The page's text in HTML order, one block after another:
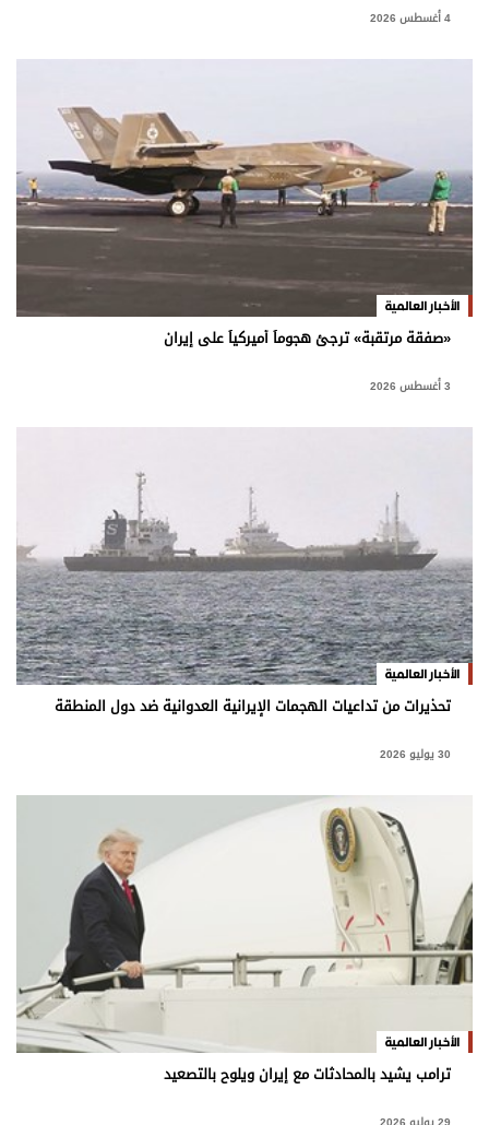
4 أغسطس 2026
الأخبار العالمية
«صفقة مرتقبة» ترجئ هجوماً أميركياً على إيران
3 أغسطس 2026
الأخبار العالمية
تحذيرات من تداعيات الهجمات الإيرانية العدوانية ضد دول المنطقة
30 يوليو 2026
الأخبار العالمية
ترامب يشيد بالمحادثات مع إيران ويلوح بالتصعيد